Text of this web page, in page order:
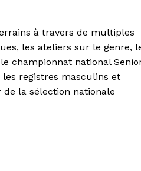
à travers de multiples
les ateliers sur le genre,
championnat national
registres masculins et
de la sélection nationale